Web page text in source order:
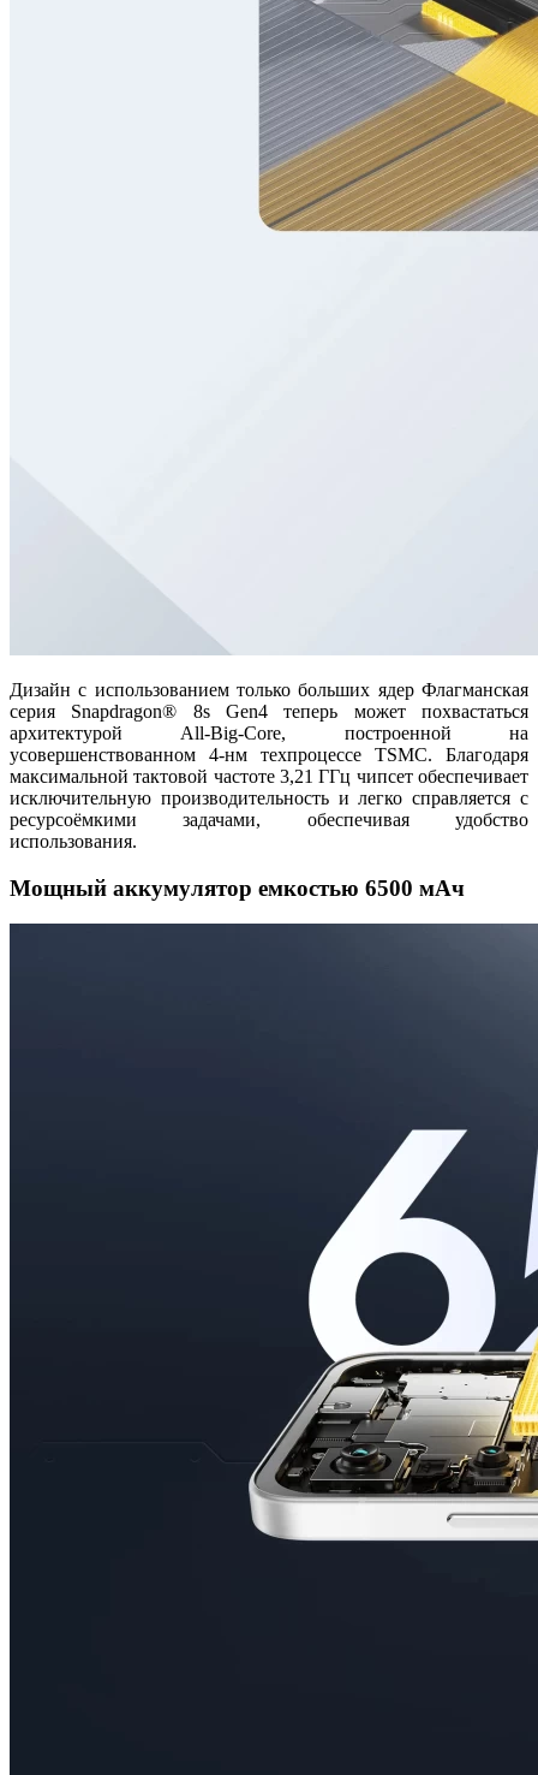
Дизайн с использованием только больших ядер Флагманская
серия Snapdragon® 8s Gen4 теперь может похвастаться
архитектурой All-Big-Core, построенной на
усовершенствованном 4-нм техпроцессе TSMC. Благодаря
максимальной тактовой частоте 3,21 ГГц чипсет обеспечивает
исключительную производительность и легко справляется с
ресурсоёмкими задачами, обеспечивая удобство
использования.
Мощный аккумулятор емкостью 6500 мАч